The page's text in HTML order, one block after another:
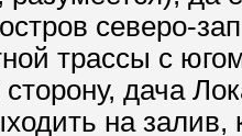
северо-
трассы с
дача
на залив,